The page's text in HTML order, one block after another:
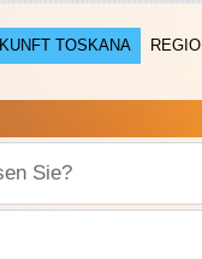
TOSKANA
Sie?